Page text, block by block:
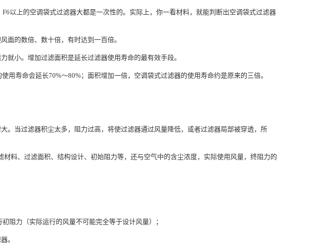
以上的空调袋式过滤器大都是一次性的。实际上，你一看材料，就能判断出空调袋式过滤器
面的数倍、数十倍，有时达到一百倍。
小。增加过滤面积是延长过滤器使用寿命的最有效手段。
寿命会延长70%～80%；面积增加一倍，空调袋式过滤器的使用寿命约是原来的三倍。
。当过滤器积尘太多，阻力过高，将使过滤器通过风量降低，或者过滤器局部被穿透，所
料、过滤面积、结构设计、初始阻力等，还与空气中的含尘浓度，实际使用风量，终阻力的
阻力（实际运行的风量不可能完全等于设计风量）；
。